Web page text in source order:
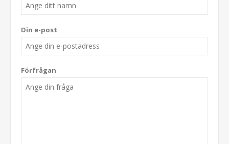
Din e-post
Förfrågan